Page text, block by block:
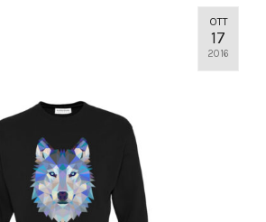
OTT
17
2016